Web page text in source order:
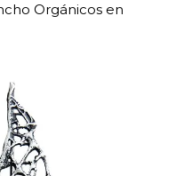
Orgánicos en